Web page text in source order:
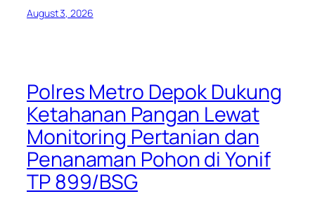
August 3, 2026
Polres Metro Depok Dukung
Ketahanan Pangan Lewat
Monitoring Pertanian dan
Penanaman Pohon di Yonif
TP 899/BSG